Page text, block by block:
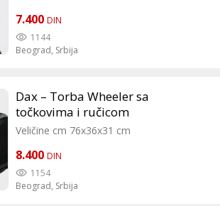
7.400 DIN
1144
Beograd, Srbija
Dax – Torba Wheeler sa
točkovima i ručicom
Veličine cm 76x36x31 cm
8.400 DIN
1154
Beograd, Srbija